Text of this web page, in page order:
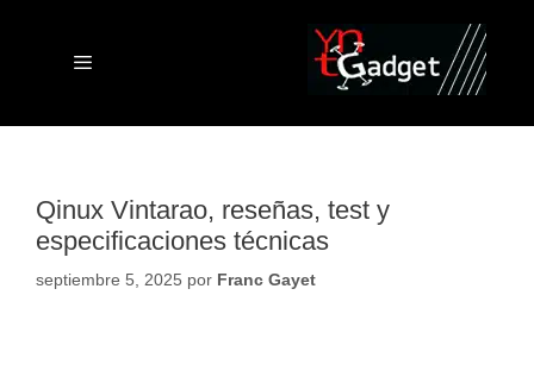
contenido
Menú
Qinux Vintarao, reseñas, test y
especificaciones técnicas
septiembre 5, 2025 por Franc Gayet